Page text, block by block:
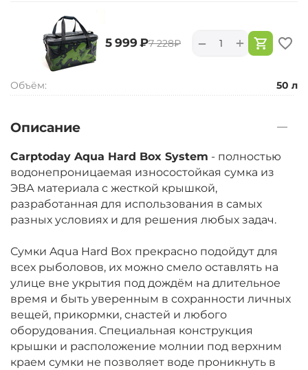
‍5 999‍ ₽‍7 228‍₽ +
−
Объём: 50 л
Описание
Carptoday Aqua Hard Box System - полностью
водонепроницаемая износостойкая сумка из
ЭВА материала с жесткой крышкой,
разработанная для использования в самых
разных условиях и для решения любых задач.
Сумки Aqua Hard Box прекрасно подойдут для
всех рыболовов, их можно смело оставлять на
улице вне укрытия под дождём на длительное
время и быть уверенным в сохранности личных
вещей, прикормки, снастей и любого
оборудования. Специальная конструкция
крышки и расположение молнии под верхним
краем сумки не позволяет воде проникнуть в